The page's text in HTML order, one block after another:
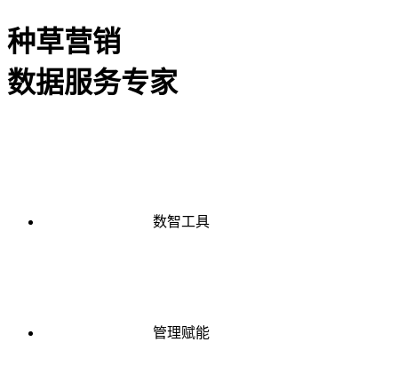
种草营销
数据服务专家
数智工具
管理赋能